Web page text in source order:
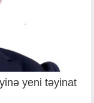
yeni təyinat